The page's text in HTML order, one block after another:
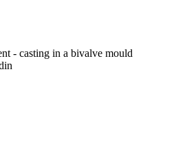
- casting in a bivalve mould